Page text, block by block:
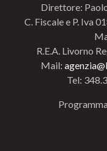
Direttore:
C. Fiscale e P. Iva
R.E.A. Livorno
Mail:
Tel: